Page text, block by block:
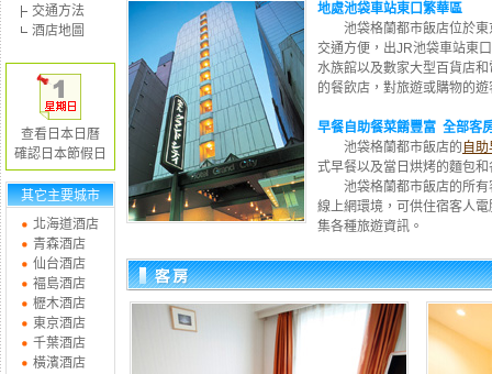
交通方法
酒店地圖
查看日本日曆
確認日本節假日
其它主要城市
北海道酒店
青森酒店
仙台酒店
褔島酒店
櫪木酒店
東京酒店
千葉酒店
橫濱酒店
地處池袋車站東口繁華區
池袋格蘭都市飯店位於
交通方便，出JR池袋車站東
水族館以及數家大型百貨店
的餐飲店，對旅遊或購物的
早餐自助餐菜餚豐富 全部客
池袋格蘭都市飯店的 自
式早餐以及當日烘烤的麵包
池袋格蘭都市飯店的所
線上網環境，可供住宿客人
集各種旅遊資訊。